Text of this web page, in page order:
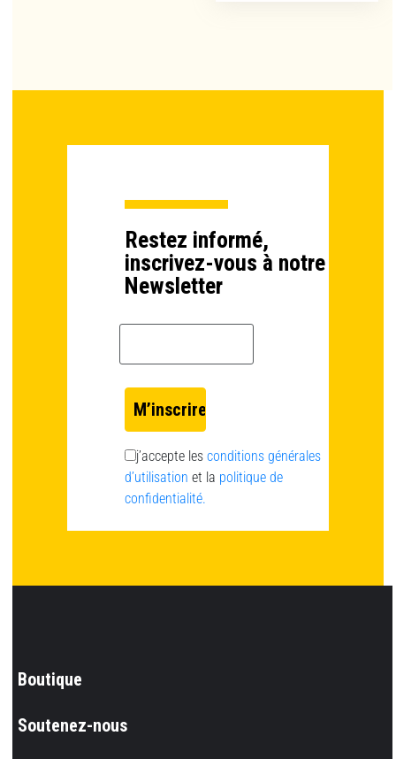
Restez informé,
inscrivez-vous à notre
Newsletter
j’accepte les conditions générales
d’utilisation et la politique de
confidentialité.
Boutique
Soutenez-nous